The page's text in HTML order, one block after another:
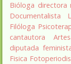
Bióloga directora
Documentalista
Filóloga
cantautora
diputada
Fisica